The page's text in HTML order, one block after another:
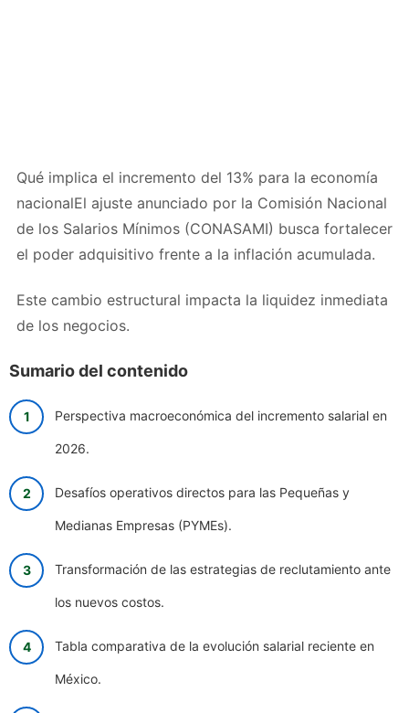
Qué implica el incremento del 13% para la economía
nacionalEl ajuste anunciado por la Comisión Nacional
de los Salarios Mínimos (CONASAMI) busca fortalecer
el poder adquisitivo frente a la inflación acumulada.
Este cambio estructural impacta la liquidez inmediata
de los negocios.
Sumario del contenido
Perspectiva macroeconómica del incremento salarial en
2026.
Desafíos operativos directos para las Pequeñas y
Medianas Empresas (PYMEs).
Transformación de las estrategias de reclutamiento ante
los nuevos costos.
Tabla comparativa de la evolución salarial reciente en
México.